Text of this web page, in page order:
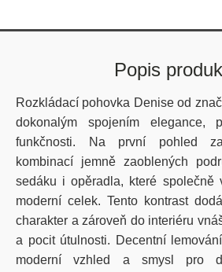
Popis
Rozkládací pohovka Denise od
dokonalým spojením elegance,
funkčnosti. Na první pohled
kombinací jemně zaoblených
sedáku i opěradla, které společně
moderní celek. Tento kontrast
charakter a zároveň do interiéru
a pocit útulnosti. Decentní
moderní vzhled a smysl pro